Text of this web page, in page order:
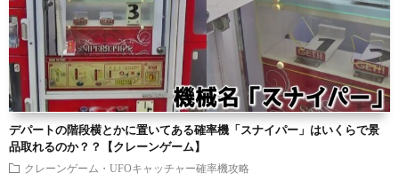
デパートの階段横とかに置いてある確率機「スナイパー」はいくらで景
品取れるのか？？【クレーンゲーム】
クレーンゲーム・UFOキャッチャー確率機攻略